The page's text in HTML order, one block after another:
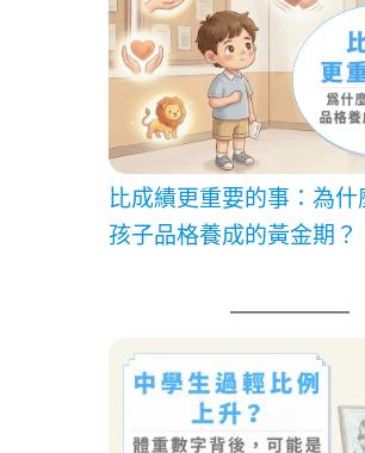
比成績更重要的事：為什
孩子品格養成的黃金期？